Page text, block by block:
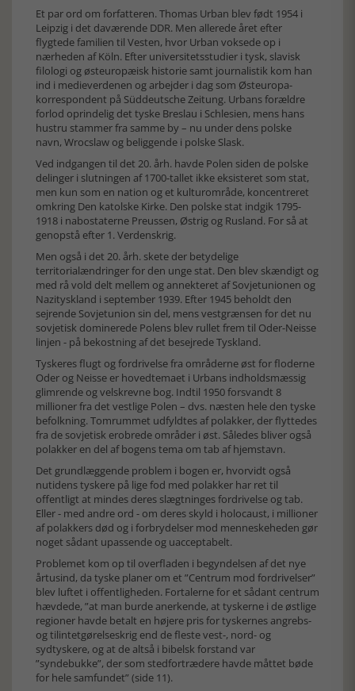
Et par ord om forfatteren. Thomas Urban blev født 1954 i
Leipzig i det daværende DDR. Men allerede året efter
flygtede familien til Vesten, hvor Urban voksede op i
nærheden af Köln. Efter universitetsstudier i tysk, slavisk
filologi og østeuropæisk historie samt journalistik kom han
ind i medieverdenen og arbejder i dag som Østeuropa-
korrespondent på Süddeutsche Zeitung. Urbans forældre
forlod oprindelig det tyske Breslau i Schlesien, mens hans
hustru stammer fra samme by – nu under dens polske
navn, Wrocslaw og beliggende i polske Slask.
Ved indgangen til det 20. årh. havde Polen siden de polske
delinger i slutningen af 1700-tallet ikke eksisteret som stat,
men kun som en nation og et kulturområde, koncentreret
omkring Den katolske Kirke. Den polske stat indgik 1795-
1918 i nabostaterne Preussen, Østrig og Rusland. For så at
genopstå efter 1. Verdenskrig.
Men også i det 20. årh. skete der betydelige
territorialændringer for den unge stat. Den blev skændigt og
med rå vold delt mellem og annekteret af Sovjetunionen og
Nazityskland i september 1939. Efter 1945 beholdt den
sejrende Sovjetunion sin del, mens vestgrænsen for det nu
sovjetisk dominerede Polens blev rullet frem til Oder-Neisse
linjen - på bekostning af det besejrede Tyskland.
Tyskeres flugt og fordrivelse fra områderne øst for floderne
Oder og Neisse er hovedtemaet i Urbans indholdsmæssig
glimrende og velskrevne bog. Indtil 1950 forsvandt 8
millioner fra det vestlige Polen – dvs. næsten hele den tyske
befolkning. Tomrummet udfyldtes af polakker, der flyttedes
fra de sovjetisk erobrede områder i øst. Således bliver også
polakker en del af bogens tema om tab af hjemstavn.
Det grundlæggende problem i bogen er, hvorvidt også
nutidens tyskere på lige fod med polakker har ret til
offentligt at mindes deres slægtninges fordrivelse og tab.
Eller - med andre ord - om deres skyld i holocaust, i millioner
af polakkers død og i forbrydelser mod menneskeheden gør
noget sådant upassende og uacceptabelt.
Problemet kom op til overfladen i begyndelsen af det nye
årtusind, da tyske planer om et ”Centrum mod fordrivelser”
blev luftet i offentligheden. Fortalerne for et sådant centrum
hævdede, ”at man burde anerkende, at tyskerne i de østlige
regioner havde betalt en højere pris for tyskernes angrebs-
og tilintetgørelseskrig end de fleste vest-, nord- og
sydtyskere, og at de altså i bibelsk forstand var
”syndebukke”, der som stedfortrædere havde måttet bøde
for hele samfundet” (side 11).